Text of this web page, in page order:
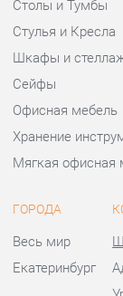
Мягкая офисная
ГОРОДА
Весь мир
Екатеринбург